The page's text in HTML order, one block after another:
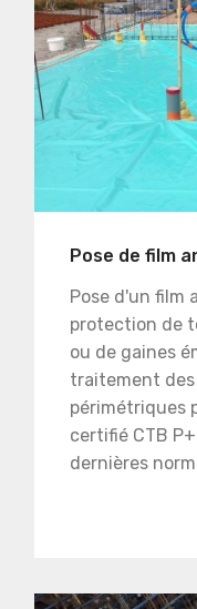
Pose de film
Pose d'un film
protection de
ou de gaines
traitement
périmétriques
certifié CTB
dernières